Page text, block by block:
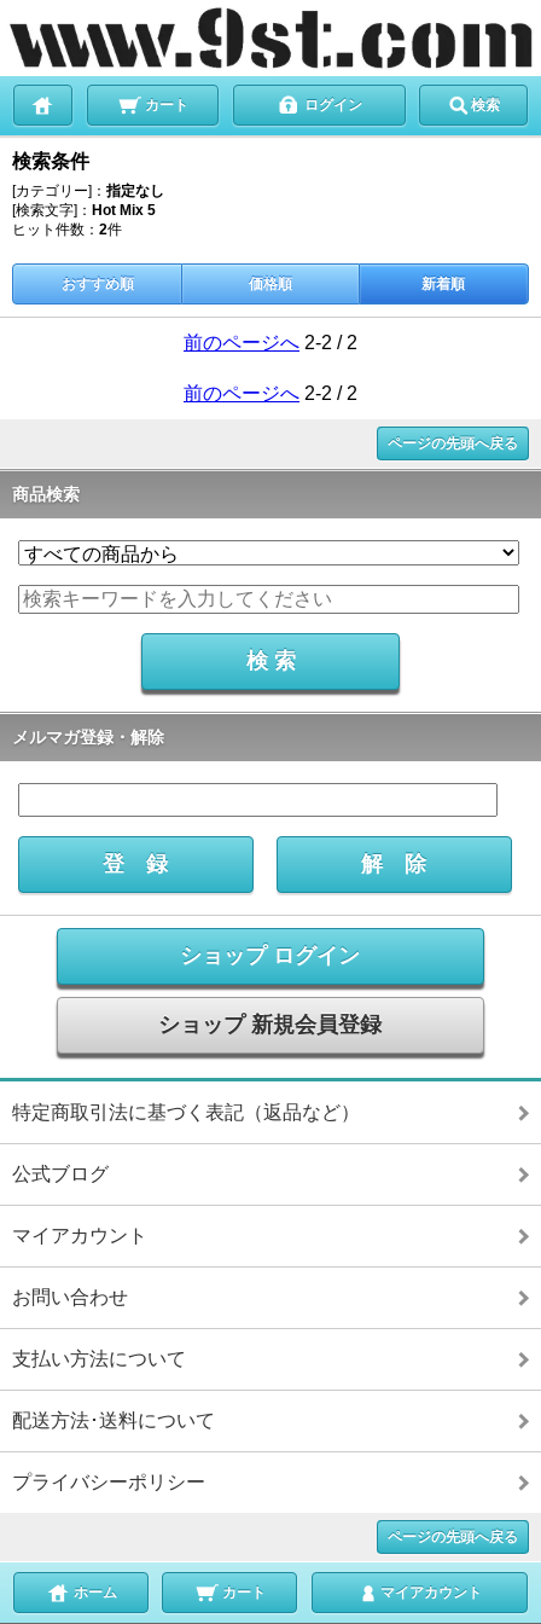
カート ログイン 検索
検索条件
[カテゴリー]： 指定なし
[検索文字]： Hot Mix 5
ヒット件数： 2件
おすすめ順 価格順 新着順
前のページへ 2-2 / 2
前のページへ 2-2 / 2
ページの先頭へ戻る
商品検索
メルマガ登録・解除
ショップ ログイン
ショップ 新規会員登録
特定商取引法に基づく表記（返品など）
公式ブログ
マイアカウント
お問い合わせ
支払い方法について
配送方法･送料について
プライバシーポリシー
ページの先頭へ戻る
ホーム カート マイアカウント